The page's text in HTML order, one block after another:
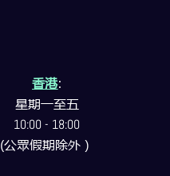
香港:
星期一至五
10:00 - 18:00
(公眾假期除外）